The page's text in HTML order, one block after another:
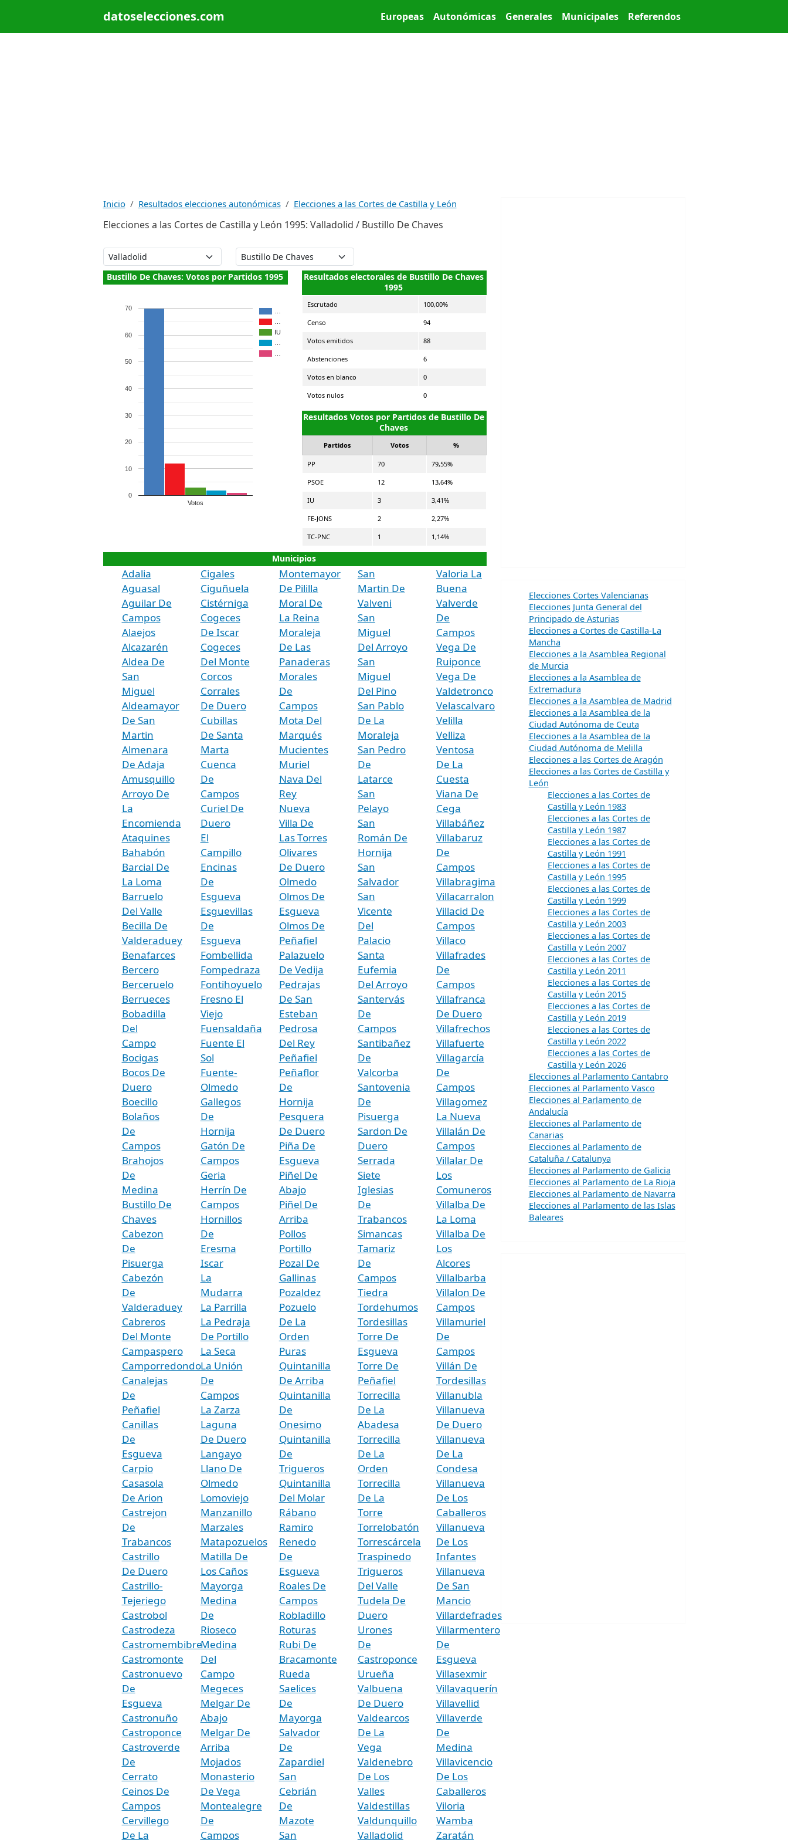
datoselecciones.com Main menu
Europeas Autonómicas Generales Municipales Referendos
Inicio Resultados elecciones autonómicas Elecciones a las Cortes de Castilla y León
Elecciones a las Cortes de Castilla y León 1995: Valladolid / Bustillo De Chaves
Bustillo De Chaves: Votos por Partidos 1995
IU
Votos
0
10
20
30
40
50
60
70
Resultados electorales de Bustillo De Chaves
1995
Escrutado 100,00%
Censo 94
Votos emitidos 88
Abstenciones 6
Votos en blanco 0
Votos nulos 0
Resultados Votos por Partidos de Bustillo De
Chaves
Partidos Votos %
PP 70 79,55%
PSOE 12 13,64%
IU 3 3,41%
FE-JONS 2 2,27%
TC-PNC 1 1,14%
Municipios
Adalia
Aguasal
Aguilar De
Campos
Alaejos
Alcazarén
Aldea De
San
Miguel
Aldeamayor
De San
Martin
Almenara
De Adaja
Amusquillo
Arroyo De
La
Encomienda
Ataquines
Bahabón
Barcial De
La Loma
Barruelo
Del Valle
Becilla De
Valderaduey
Benafarces
Bercero
Berceruelo
Berrueces
Bobadilla
Del
Campo
Bocigas
Bocos De
Duero
Boecillo
Bolaños
De
Campos
Brahojos
De
Medina
Bustillo De
Chaves
Cabezon
De
Pisuerga
Cabezón
De
Valderaduey
Cabreros
Del Monte
Campaspero
Camporredondo
Canalejas
De
Peñafiel
Canillas
De
Esgueva
Carpio
Casasola
De Arion
Castrejon
De
Trabancos
Castrillo
De Duero
Castrillo-
Tejeriego
Castrobol
Castrodeza
Castromembibre
Castromonte
Castronuevo
De
Esgueva
Castronuño
Castroponce
Castroverde
De
Cerrato
Ceinos De
Campos
Cervillego
De La
Cigales
Ciguñuela
Cistérniga
Cogeces
De Iscar
Cogeces
Del Monte
Corcos
Corrales
De Duero
Cubillas
De Santa
Marta
Cuenca
De
Campos
Curiel De
Duero
El
Campillo
Encinas
De
Esgueva
Esguevillas
De
Esgueva
Fombellida
Fompedraza
Fontihoyuelo
Fresno El
Viejo
Fuensaldaña
Fuente El
Sol
Fuente-
Olmedo
Gallegos
De
Hornija
Gatón De
Campos
Geria
Herrín De
Campos
Hornillos
De
Eresma
Iscar
La
Mudarra
La Parrilla
La Pedraja
De Portillo
La Seca
La Unión
De
Campos
La Zarza
Laguna
De Duero
Langayo
Llano De
Olmedo
Lomoviejo
Manzanillo
Marzales
Matapozuelos
Matilla De
Los Caños
Mayorga
Medina
De
Rioseco
Medina
Del
Campo
Megeces
Melgar De
Abajo
Melgar De
Arriba
Mojados
Monasterio
De Vega
Montealegre
De
Campos
Montemayor
De Pililla
Moral De
La Reina
Moraleja
De Las
Panaderas
Morales
De
Campos
Mota Del
Marqués
Mucientes
Muriel
Nava Del
Rey
Nueva
Villa De
Las Torres
Olivares
De Duero
Olmedo
Olmos De
Esgueva
Olmos De
Peñafiel
Palazuelo
De Vedija
Pedrajas
De San
Esteban
Pedrosa
Del Rey
Peñafiel
Peñaflor
De
Hornija
Pesquera
De Duero
Piña De
Esgueva
Piñel De
Abajo
Piñel De
Arriba
Pollos
Portillo
Pozal De
Gallinas
Pozaldez
Pozuelo
De La
Orden
Puras
Quintanilla
De Arriba
Quintanilla
De
Onesimo
Quintanilla
De
Trigueros
Quintanilla
Del Molar
Rábano
Ramiro
Renedo
De
Esgueva
Roales De
Campos
Robladillo
Roturas
Rubi De
Bracamonte
Rueda
Saelices
De
Mayorga
Salvador
De
Zapardiel
San
Cebrián
De
Mazote
San
San
Martin De
Valveni
San
Miguel
Del Arroyo
San
Miguel
Del Pino
San Pablo
De La
Moraleja
San Pedro
De
Latarce
San
Pelayo
San
Román De
Hornija
San
Salvador
San
Vicente
Del
Palacio
Santa
Eufemia
Del Arroyo
Santervás
De
Campos
Santibañez
De
Valcorba
Santovenia
De
Pisuerga
Sardon De
Duero
Serrada
Siete
Iglesias
De
Trabancos
Simancas
Tamariz
De
Campos
Tiedra
Tordehumos
Tordesillas
Torre De
Esgueva
Torre De
Peñafiel
Torrecilla
De La
Abadesa
Torrecilla
De La
Orden
Torrecilla
De La
Torre
Torrelobatón
Torrescárcela
Traspinedo
Trigueros
Del Valle
Tudela De
Duero
Urones
De
Castroponce
Urueña
Valbuena
De Duero
Valdearcos
De La
Vega
Valdenebro
De Los
Valles
Valdestillas
Valdunquillo
Valladolid
Valoria La
Buena
Valverde
De
Campos
Vega De
Ruiponce
Vega De
Valdetronco
Velascalvaro
Velilla
Velliza
Ventosa
De La
Cuesta
Viana De
Cega
Villabáñez
Villabaruz
De
Campos
Villabragima
Villacarralon
Villacid De
Campos
Villaco
Villafrades
De
Campos
Villafranca
De Duero
Villafrechos
Villafuerte
Villagarcía
De
Campos
Villagomez
La Nueva
Villalán De
Campos
Villalar De
Los
Comuneros
Villalba De
La Loma
Villalba De
Los
Alcores
Villalbarba
Villalon De
Campos
Villamuriel
De
Campos
Villán De
Tordesillas
Villanubla
Villanueva
De Duero
Villanueva
De La
Condesa
Villanueva
De Los
Caballeros
Villanueva
De Los
Infantes
Villanueva
De San
Mancio
Villardefrades
Villarmentero
De
Esgueva
Villasexmir
Villavaquerín
Villavellid
Villaverde
De
Medina
Villavicencio
De Los
Caballeros
Viloria
Wamba
Zaratán
Elecciones Cortes Valencianas
Elecciones Junta General del
Principado de Asturias
Elecciones a Cortes de Castilla-La
Mancha
Elecciones a la Asamblea Regional
de Murcia
Elecciones a la Asamblea de
Extremadura
Elecciones a la Asamblea de Madrid
Elecciones a la Asamblea de la
Ciudad Autónoma de Ceuta
Elecciones a la Asamblea de la
Ciudad Autónoma de Melilla
Elecciones a las Cortes de Aragón
Elecciones a las Cortes de Castilla y
León
Elecciones a las Cortes de
Castilla y León 1983
Elecciones a las Cortes de
Castilla y León 1987
Elecciones a las Cortes de
Castilla y León 1991
Elecciones a las Cortes de
Castilla y León 1995
Elecciones a las Cortes de
Castilla y León 1999
Elecciones a las Cortes de
Castilla y León 2003
Elecciones a las Cortes de
Castilla y León 2007
Elecciones a las Cortes de
Castilla y León 2011
Elecciones a las Cortes de
Castilla y León 2015
Elecciones a las Cortes de
Castilla y León 2019
Elecciones a las Cortes de
Castilla y León 2022
Elecciones a las Cortes de
Castilla y León 2026
Elecciones al Parlamento Cantabro
Elecciones al Parlamento Vasco
Elecciones al Parlamento de
Andalucía
Elecciones al Parlamento de
Canarias
Elecciones al Parlamento de
Cataluña / Catalunya
Elecciones al Parlamento de Galicia
Elecciones al Parlamento de La Rioja
Elecciones al Parlamento de Navarra
Elecciones al Parlamento de las Islas
Baleares